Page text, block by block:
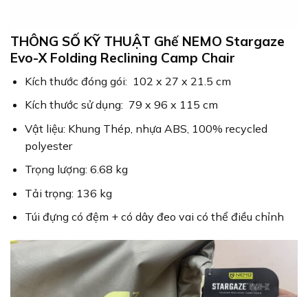
THÔNG SỐ KỸ THUẬT Ghế NEMO Stargaze
Evo-X Folding Reclining Camp Chair
Kích thước đóng gói: 102 x 27 x 21.5 cm
Kích thước sử dụng: 79 x 96 x 115 cm
Vật liệu: Khung Thép, nhựa ABS, 100% recycled
polyester
Trọng lượng: 6.68 kg
Tải trọng: 136 kg
Túi đựng có đệm + có dây đeo vai có thể điều chỉnh